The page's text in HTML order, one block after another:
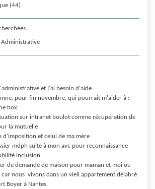
(44)
:
et j'ai besoin d'aide.
pour fin novembre, qui pourrait m'aider à :
box
sur intranet boulot comme récupération de
la mutuelle
d'imposition et celui de ma mère
mdph suite à mon avc pour reconnaissance
inclusion
de demande de maison pour maman et moi ou
nous  vivons dans un vieil appartement délabré
Boyer à Nantes.